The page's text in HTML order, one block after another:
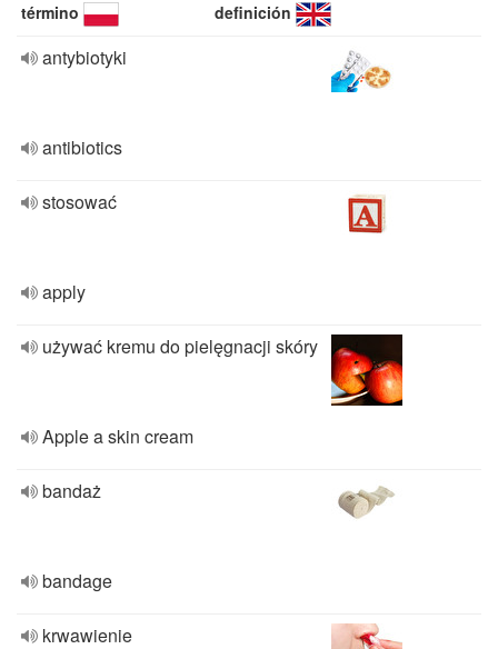
término definición
antybiotyki
antibiotics
stosować
apply
używać kremu do pielęgnacji skóry
Apple a skin cream
bandaż
bandage
krwawienie